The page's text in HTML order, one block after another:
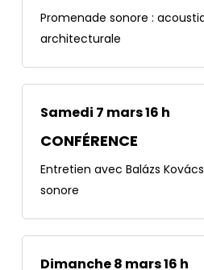
Promenade sonore :
architecturale
Samedi 7 mars 16 h
CONFÉRENCE
Entretien avec Balázs
sonore
Dimanche 8 mars 16 h